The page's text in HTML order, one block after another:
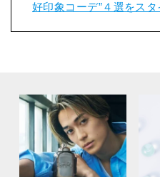
好印象コーデ”４選をス